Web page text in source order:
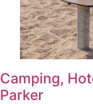
Camping,
Parker